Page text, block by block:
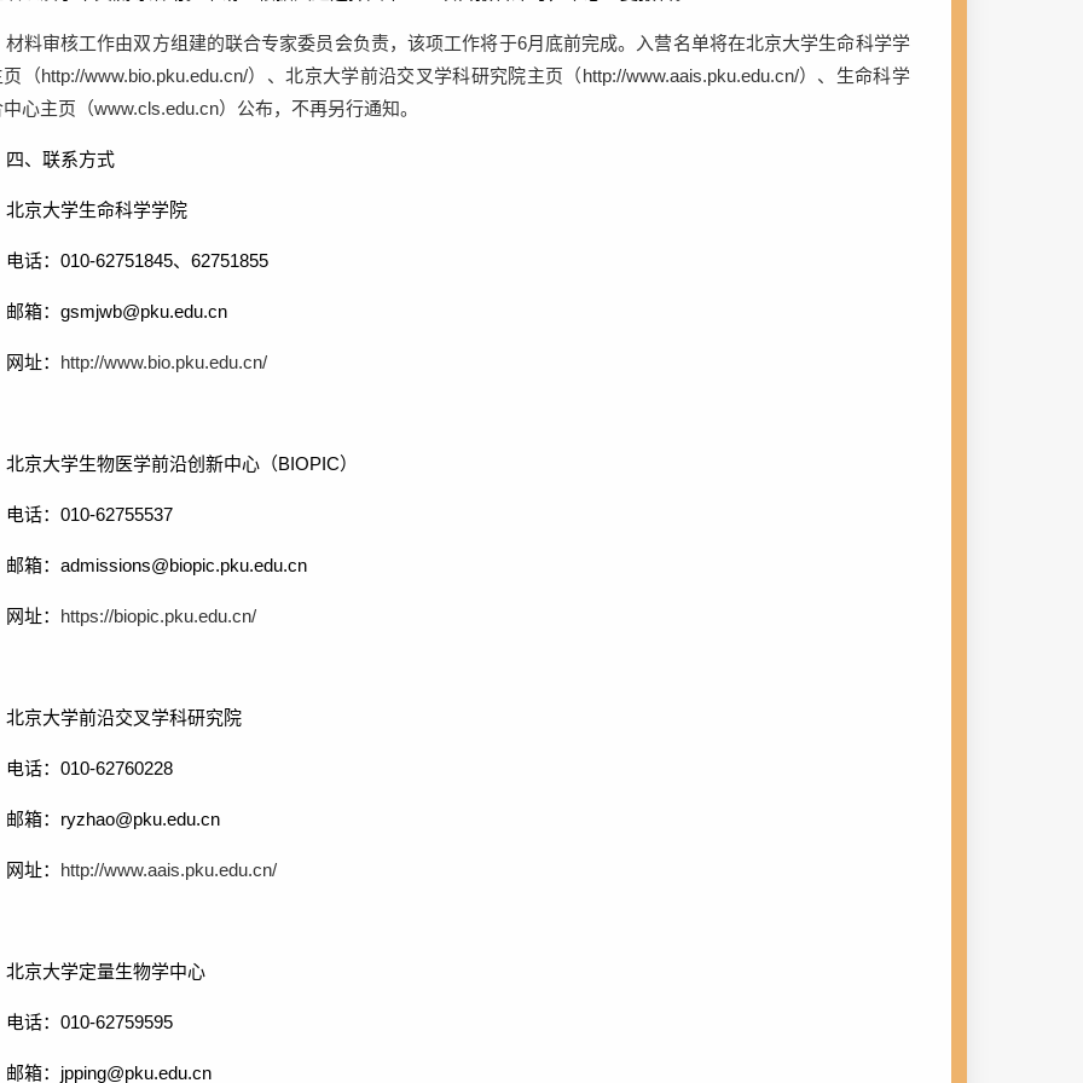
材料审核工作由双方组建的联合专家委员会负责，该项工作将于6月底前完成。入营名单将在北京大学生命科学学
（http://www.bio.pku.edu.cn/）、北京大学前沿交叉学科研究院主页（http://www.aais.pku.edu.cn/）、生命科学
心主页（www.cls.edu.cn）公布，不再另行通知。
四、联系方式
北京大学生命科学学院
电话： 010-62751845、 62751855
邮箱：gsmjwb@pku.edu.cn
网址： http://www.bio.pku.edu.cn/
北京大学生物医学前沿创新中心（BIOPIC）
电话： 010-62755537
邮箱： admissions@biopic.pku.edu.cn
网址： https://biopic.pku.edu.cn/
北京大学前沿交叉学科研究院
电话： 010-62760228
邮箱： ryzhao@pku.edu.cn
网址： http://www.aais.pku.edu.cn/
北京大学定量生物学中心
电话： 010-62759595
邮箱：jpping@pku.edu.cn